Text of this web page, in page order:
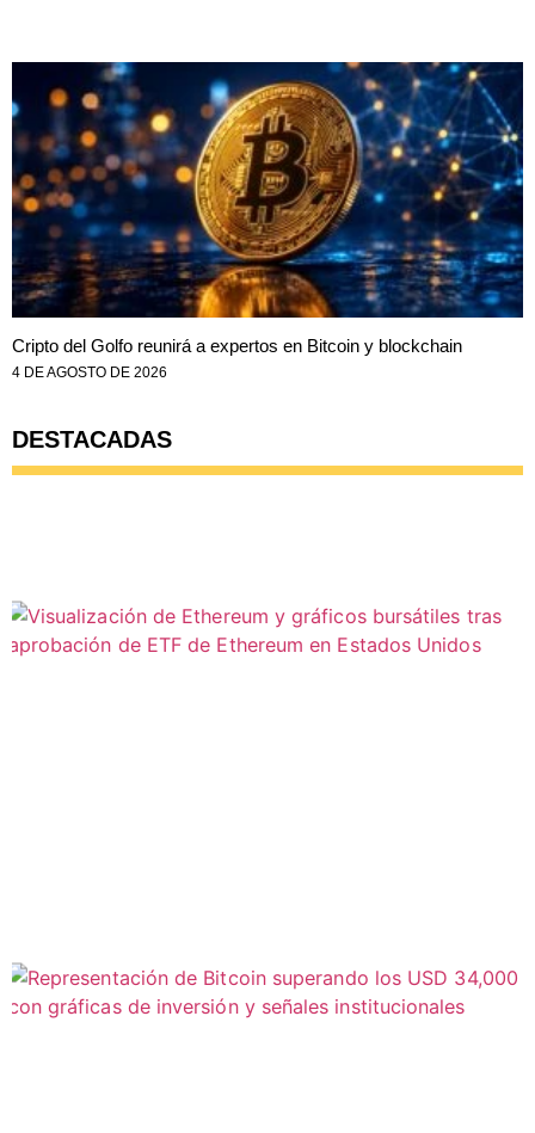
Cripto del Golfo reunirá a expertos en Bitcoin y blockchain
4 DE AGOSTO DE 2026
DESTACADAS